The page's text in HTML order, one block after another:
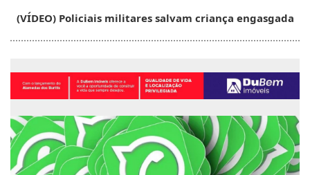
(VÍDEO) Policiais militares salvam criança engasgada